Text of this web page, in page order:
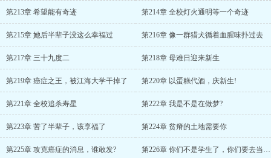
第213章 希望能有奇迹 第214章 全校灯火通明等一个奇迹
第215章 她后半辈子没这么幸福过 第216章 像一群猎犬循着血腥味扑过去
第217章 三十九度二 第218章 母难日迎来新生
第219章 癌症之王，被江海大学干掉了 第220章 以蛋糕代酒，庆新生!
第221章 全校追杀寿星 第222章 我是不是在做梦?
第223章 苦了半辈子，该享福了 第224章 贫瘠的土地需要你
第225章 攻克癌症的消息，谁敢发? 第226章 你们不是学生了，你们要去当老师